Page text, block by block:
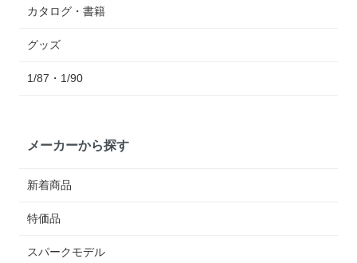
カタログ・書籍
グッズ
1/87・1/90
メーカーから探す
新着商品
特価品
スパークモデル